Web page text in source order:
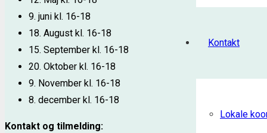
Kontakt
Lokale
9. juni kl. 16-18
18. August kl. 16-18
15. September kl. 16-18
20. Oktober kl. 16-18
9. November kl. 16-18
8. december kl. 16-18
Kontakt og tilmelding: